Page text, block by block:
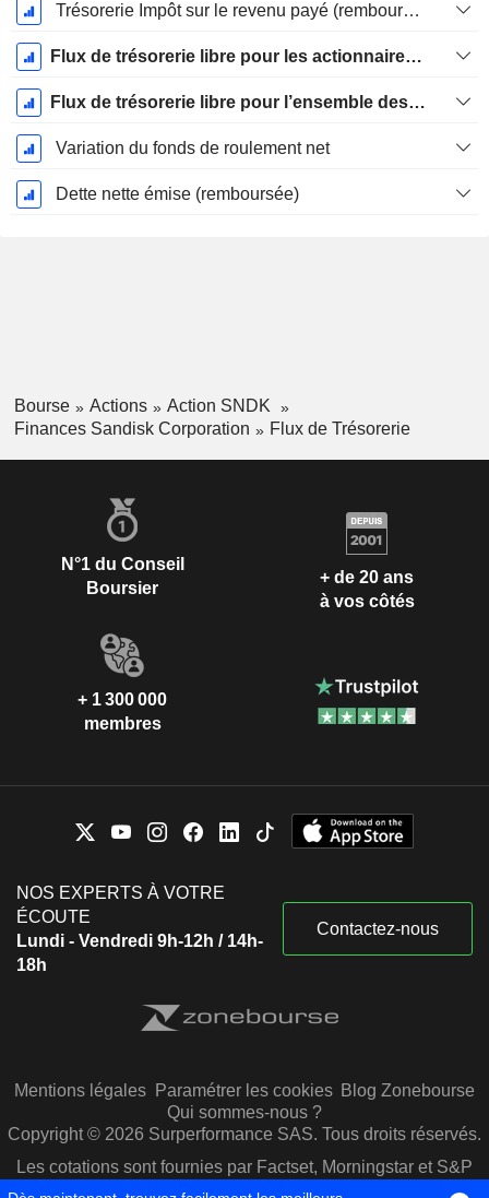
Trésorerie Impôt sur le revenu payé (remboursement)Impôt effectivement payé (remboursé) sur l’exercice
Flux de trésorerie libre pour les actionnaires FCFE
Flux de trésorerie libre pour l’ensemble des pourvoyeurs de fonds (créanciers et actionnaires) FCFF
Variation du fonds de roulement net
Dette nette émise (remboursée)
Bourse Actions
Action SNDK
Finances Sandisk Corporation
Flux de Trésorerie
N°1 du Conseil
Boursier
+ de 20 ans
à vos côtés
+ 1 300 000
membres
NOS EXPERTS À VOTRE
ÉCOUTE
Lundi - Vendredi 9h-12h / 14h-
18h
Contactez-nous
Mentions légales Paramétrer les cookies Blog Zonebourse
Qui sommes-nous ?
Copyright © 2026 Surperformance SAS. Tous droits réservés.
Les cotations sont fournies par Factset, Morningstar et S&P
Capital IQ